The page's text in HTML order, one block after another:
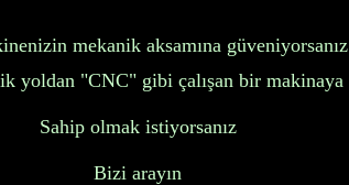
mekanik aksamına güveniyorsanız
yoldan "CNC" gibi çalışan bir makinaya
Sahip olmak istiyorsanız
Bizi arayın